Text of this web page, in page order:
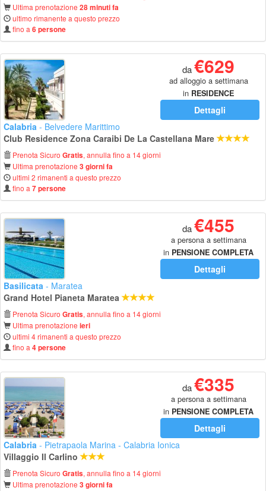
Ultima prenotazione 28 minuti fa
ultimo rimanente a questo prezzo
fino a 6 persone
da€629
ad alloggio a settimana
in RESIDENCE
Dettagli
Calabria - Belvedere Marittimo
Club Residence Zona Caraibi De La Castellana Mare
Prenota Sicuro Gratis, annulla fino a 14 giorni
Ultima prenotazione 3 giorni fa
ultimi 2 rimanenti a questo prezzo
fino a 7 persone
da€455
a persona a settimana
in PENSIONE COMPLETA
Dettagli
Basilicata - Maratea
Grand Hotel Pianeta Maratea
Prenota Sicuro Gratis, annulla fino a 14 giorni
Ultima prenotazione ieri
ultimi 4 rimanenti a questo prezzo
fino a 4 persone
da€335
a persona a settimana
in PENSIONE COMPLETA
Dettagli
Calabria - Pietrapaola Marina - Calabria Ionica
Villaggio Il Carlino
Prenota Sicuro Gratis, annulla fino a 14 giorni
Ultima prenotazione 3 giorni fa